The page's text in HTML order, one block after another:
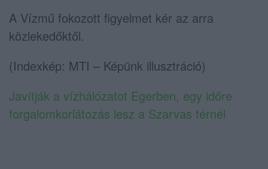
A Vízmű fokozott figyelmet kér az arra
közlekedőktől.
(Indexkép: MTI – Képünk illusztráció)
Javítják a vízhálózatot Egerben, egy időre
forgalomkorlátozás lesz a Szarvas térnél